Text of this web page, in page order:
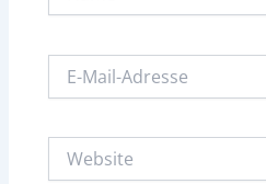
Mail-
Website